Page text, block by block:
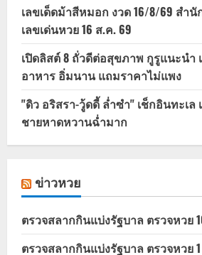
เลขเด็ดม้าสีหมอก งวด 16/8/69 สำ
เลขเด่นหวย 16 ส.ค. 69
เปิดลิสต์ 8 ถั่วดีต่อสุขภาพ กูรูแนะนำ
อาหาร อิ่มนาน แถมราคาไม่แพง
"ดิว อริสรา-วู้ดดี้ ล่ำซำ" เช็กอินทะเล
ชายหาดหวานฉ่ำมาก
ข่าวหวย
ตรวจสลากกินแบ่งรัฐบาล ตรวจหวย
ตรวจสลากกินแบ่งรัฐบาล ตรวจหวย